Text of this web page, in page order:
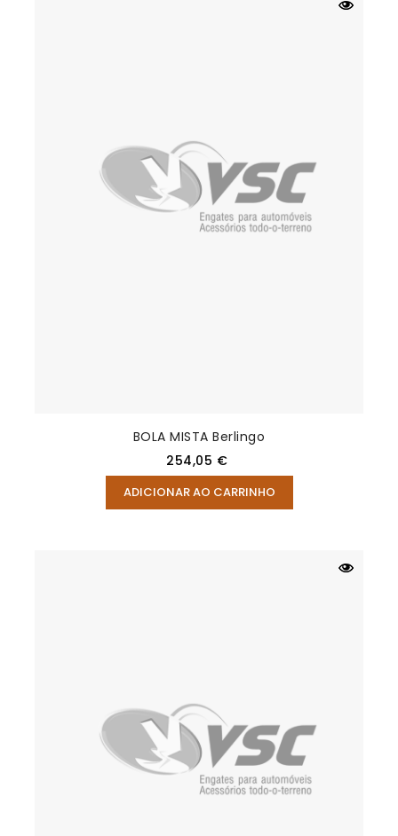
BOLA MISTA Berlingo
Preço
254,05 €
ADICIONAR AO CARRINHO